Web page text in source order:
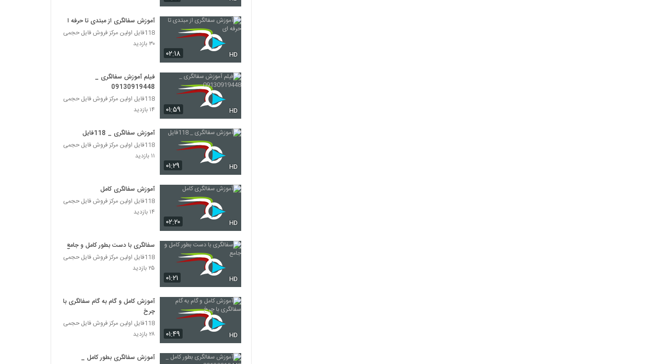
۰۲:۱۸ HD
آموزش سفالگری از مبتدی تا حرفه ای
118فایل اولین مرکز فروش فایل حجمی
۳۰ بازدید
۰۱:۵۹ HD
فیلم آموزش سفالگری _
09130919448
118فایل اولین مرکز فروش فایل حجمی
۱۴ بازدید
۰۱:۲۹ HD
آموزش سفالگری _ 118فایل
118فایل اولین مرکز فروش فایل حجمی
۱۱ بازدید
۰۲:۲۰ HD
آموزش سفالگری کامل
118فایل اولین مرکز فروش فایل حجمی
۱۴ بازدید
۰۱:۲۱ HD
سفالگری با دست بطور کامل و جامع
118فایل اولین مرکز فروش فایل حجمی
۲۵ بازدید
۰۱:۴۹ HD
آموزش کامل و گام به گام سفالگری با
چرخ
118فایل اولین مرکز فروش فایل حجمی
۲۸ بازدید
آموزش سفالگری بطور کامل _